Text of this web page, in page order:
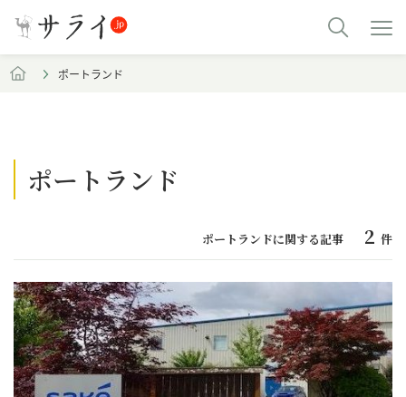
ポートランド
ポートランド
ポートランドに関する記事 2 件